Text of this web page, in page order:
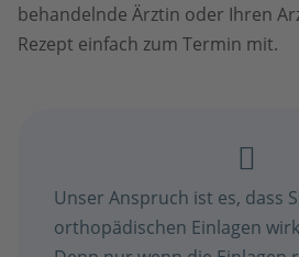
behandelnde Ärztin oder Ihren
Rezept einfach zum Termin mit.
Unser Anspruch ist es, dass
orthopädischen Einlagen